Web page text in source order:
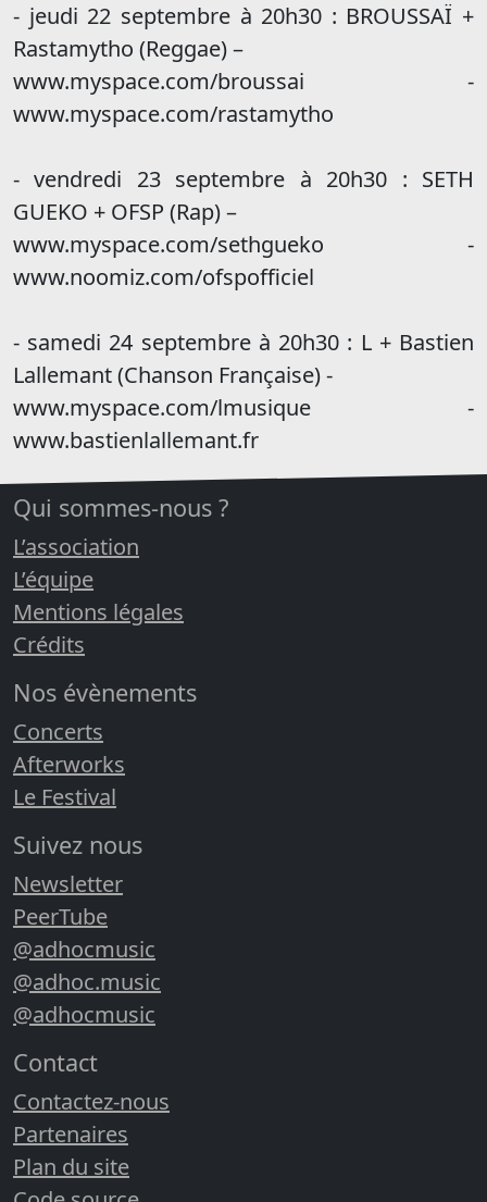
- jeudi 22 septembre à 20h30 : BROUSSAÏ +
Rastamytho (Reggae) –
www.myspace.com/broussai -
www.myspace.com/rastamytho
- vendredi 23 septembre à 20h30 : SETH
GUEKO + OFSP (Rap) –
www.myspace.com/sethgueko -
www.noomiz.com/ofspofficiel
- samedi 24 septembre à 20h30 : L + Bastien
Lallemant (Chanson Française) -
www.myspace.com/lmusique -
www.bastienlallemant.fr
Qui sommes-nous ?
L’association
L’équipe
Mentions légales
Crédits
Nos évènements
Concerts
Afterworks
Le Festival
Suivez nous
Newsletter
PeerTube
@adhocmusic
@adhoc.music
@adhocmusic
Contact
Contactez-nous
Partenaires
Plan du site